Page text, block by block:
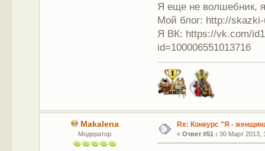
Я еще не волшебник,
Мой блог: http://
Я ВК: https://vk.com/
id=100006551013716
Makalena
Модератор
Re: Конкурс "Я -
« Ответ #51 : 30 Март 2013,